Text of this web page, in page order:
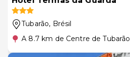
Tubarão, Brésil
A 8.7 km de Centre de Tubarão